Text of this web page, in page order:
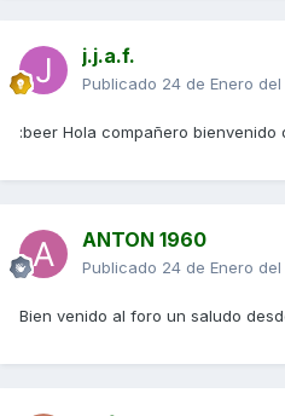
j.j.a.f.
Publicado 24 de Enero del
:beer Hola compañero
ANTON 1960
Publicado 24 de Enero del
Bien venido al foro un saludo